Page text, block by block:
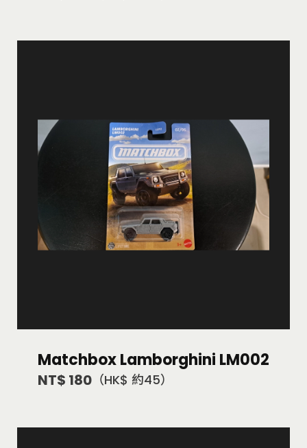
Matchbox Lamborghini LM002
NT$ 180 （HK$ 約45）